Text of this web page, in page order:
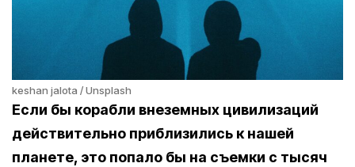
keshan jalota / Unsplash
Если бы корабли внеземных цивилизаций
действительно приблизились к нашей
планете, это попало бы на съемки с тысяч